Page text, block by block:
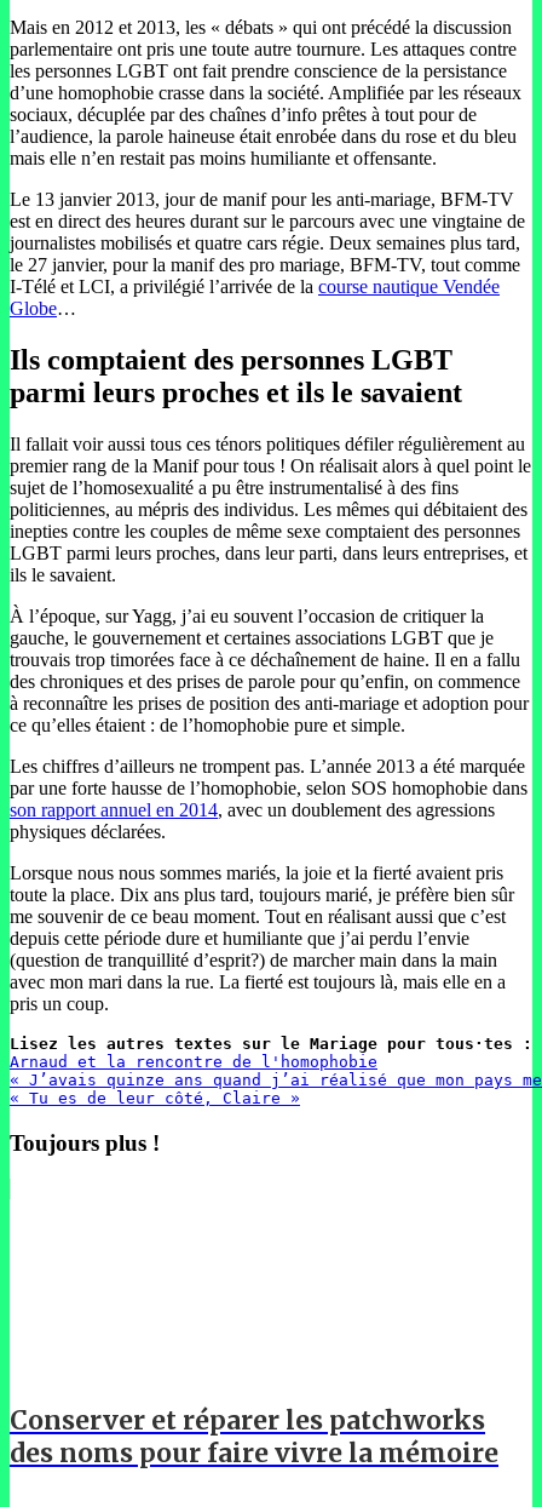
Mais en 2012 et 2013, les « débats » qui ont précédé la discussion
parlementaire ont pris une toute autre tournure. Les attaques contre
les personnes LGBT ont fait prendre conscience de la persistance
d’une homophobie crasse dans la société. Amplifiée par les réseaux
sociaux, décuplée par des chaînes d’info prêtes à tout pour de
l’audience, la parole haineuse était enrobée dans du rose et du bleu
mais elle n’en restait pas moins humiliante et offensante.
Le 13 janvier 2013, jour de manif pour les anti-mariage, BFM-TV
est en direct des heures durant sur le parcours avec une vingtaine de
journalistes mobilisés et quatre cars régie. Deux semaines plus tard,
le 27 janvier, pour la manif des pro mariage, BFM-TV, tout comme
I-Télé et LCI, a privilégié l’arrivée de la course nautique Vendée
Globe…
Ils comptaient des personnes LGBT
parmi leurs proches et ils le savaient
Il fallait voir aussi tous ces ténors politiques défiler régulièrement au
premier rang de la Manif pour tous ! On réalisait alors à quel point le
sujet de l’homosexualité a pu être instrumentalisé à des fins
politiciennes, au mépris des individus. Les mêmes qui débitaient des
inepties contre les couples de même sexe comptaient des personnes
LGBT parmi leurs proches, dans leur parti, dans leurs entreprises, et
ils le savaient.
À l’époque, sur Yagg, j’ai eu souvent l’occasion de critiquer la
gauche, le gouvernement et certaines associations LGBT que je
trouvais trop timorées face à ce déchaînement de haine. Il en a fallu
des chroniques et des prises de parole pour qu’enfin, on commence
à reconnaître les prises de position des anti-mariage et adoption pour
ce qu’elles étaient : de l’homophobie pure et simple.
Les chiffres d’ailleurs ne trompent pas. L’année 2013 a été marquée
par une forte hausse de l’homophobie, selon SOS homophobie dans
son rapport annuel en 2014, avec un doublement des agressions
physiques déclarées.
Lorsque nous nous sommes mariés, la joie et la fierté avaient pris
toute la place. Dix ans plus tard, toujours marié, je préfère bien sûr
me souvenir de ce beau moment. Tout en réalisant aussi que c’est
depuis cette période dure et humiliante que j’ai perdu l’envie
(question de tranquillité d’esprit?) de marcher main dans la main
avec mon mari dans la rue. La fierté est toujours là, mais elle en a
pris un coup.
Lisez les autres textes sur le Mariage pour tous·tes :
Arnaud et la rencontre de l'homophobie
« J’avais quinze ans quand j’ai réalisé que mon pays
« Tu es de leur côté, Claire »
Toujours plus !
Conserver et réparer les patchworks
des noms pour faire vivre la mémoire